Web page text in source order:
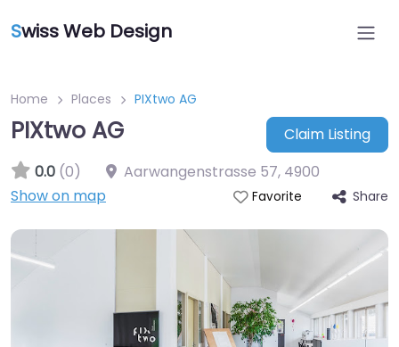
Swiss Web Design
Home Places PIXtwo AG
PIXtwo AG
Claim Listing
0.0 (0) Aarwangenstrasse 57, 4900
Show on map
Favorite Share